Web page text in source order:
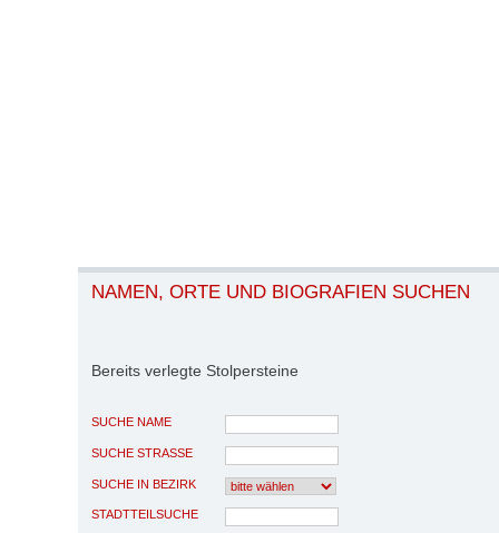
NAMEN, ORTE UND BIOGRAFIEN SUCHEN
Bereits verlegte Stolpersteine
SUCHE NAME
SUCHE STRASSE
SUCHE IN BEZIRK
STADTTEILSUCHE